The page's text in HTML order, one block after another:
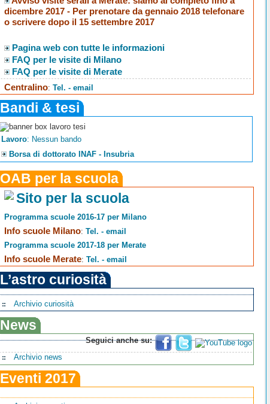
dicembre 2017 - Per prenotare da gennaio 2018 telefonare
o scrivere dopo il 15 settembre 2017
Pagina web con tutte le informazioni
FAQ per le visite di Milano
FAQ per le visite di Merate
Centralino:Tel. - email
Bandi & tesi
Lavoro: Nessun bando
Borsa di dottorato INAF - Insubria
OAB per la scuola
Sito per la scuola
Programma scuole 2016-17 per Milano
Info scuole Milano:Tel. - email
Programma scuole 2017-18 per Merate
Info scuole Merate:Tel. - email
L’astro curiosità
Archivio curiosità
News
Seguici anche su:
Archivio news
Eventi 2017